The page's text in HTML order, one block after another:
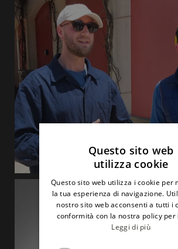
Questo sito web
utilizza cookie
Questo sito web utilizza i cookie per
la tua esperienza di navigazione.
nostro sito web acconsenti a tutti i
conformità con la nostra policy per
Leggi di più